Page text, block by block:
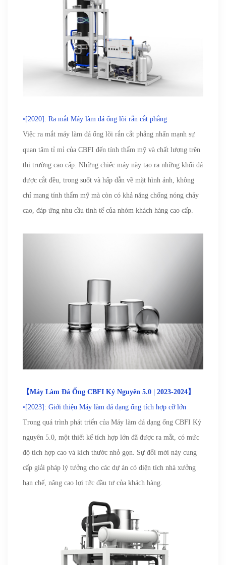
•[2020]: Ra mắt Máy làm đá ống lõi rắn cắt phẳng
Việc ra mắt máy làm đá ống lõi rắn cắt phẳng nhấn mạnh sự
quan tâm tỉ mỉ của CBFI đến tính thẩm mỹ và chất lượng trên
thị trường cao cấp. Những chiếc máy này tạo ra những khối đá
được cắt đều, trong suốt và hấp dẫn về mặt hình ảnh, không
chỉ mang tính thẩm mỹ mà còn có khả năng chống nóng chảy
cao, đáp ứng nhu cầu tinh tế của nhóm khách hàng cao cấp.
【Máy Làm Đá Ống CBFI Kỷ Nguyên 5.0 | 2023-2024】
•[2023]: Giới thiệu Máy làm đá dạng ống tích hợp cỡ lớn
Trong quá trình phát triển của Máy làm đá dạng ống CBFI Kỷ
nguyên 5.0, một thiết kế tích hợp lớn đã được ra mắt, có mức
độ tích hợp cao và kích thước nhỏ gọn. Sự đổi mới này cung
cấp giải pháp lý tưởng cho các dự án có diện tích nhà xưởng
hạn chế, nâng cao lợi tức đầu tư của khách hàng.